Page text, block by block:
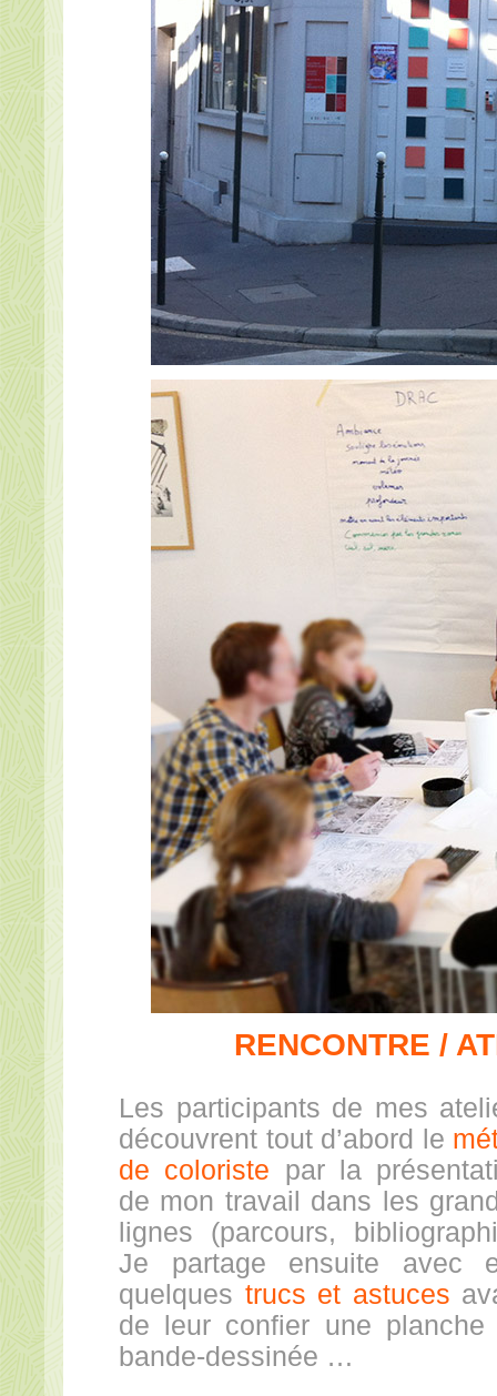
RENCONTRE /
Les participants de mes
découvrent tout d’abord le
de coloriste par la
de mon travail dans les
lignes (parcours,
Je partage ensuite avec
quelques trucs et astuces
de leur confier une planche
bande-dessinée …